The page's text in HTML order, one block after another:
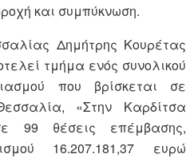
και συμπύκνωση.
Δημήτρης Κουρέτας
τμήμα ενός συνολικού
που βρίσκεται σε
«Στην Καρδίτσα
99 θέσεις επέμβασης,
16.207.181,37 ευρώ